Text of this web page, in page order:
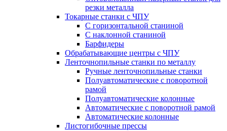
резки металла
Токарные станки с ЧПУ
С горизонтальной станиной
С наклонной станиной
Барфидеры
Обрабатывающие центры с ЧПУ
Ленточнопильные станки по металлу
Ручные ленточнопильные станки
Полуавтоматические с поворотной
рамой
Полуавтоматические колонные
Автоматические с поворотной рамой
Автоматические колонные
Листогибочные прессы